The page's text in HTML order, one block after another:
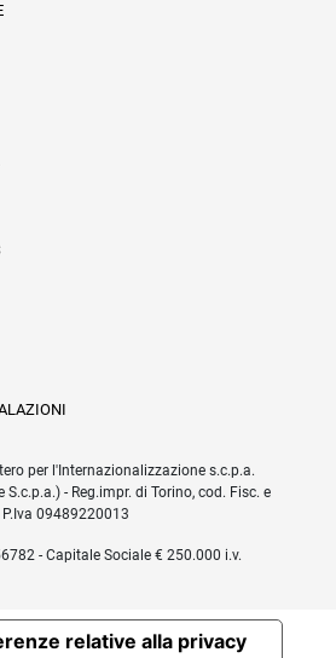
per l'Internazionalizzazione s.c.p.a.
- Reg.impr. di Torino, cod. Fisc. e
P.Iva 09489220013
- Capitale Sociale € 250.000 i.v.
relative alla privacy